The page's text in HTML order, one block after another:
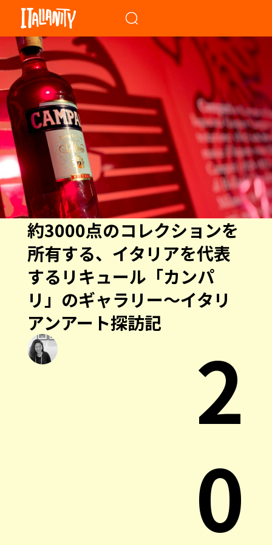
約3000点のコレクションを
所有する、イタリアを代表
するリキュール「カンパ
リ」のギャラリー〜イタリ
アンアート探訪記
2
0